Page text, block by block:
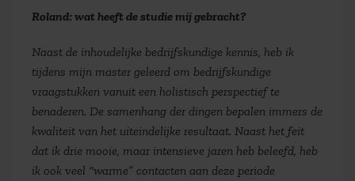
Roland: wat heeft de studie mij gebracht?
Naast de inhoudelijke bedrijfskundige kennis, heb ik
tijdens mijn master geleerd om bedrijfskundige
vraagstukken vanuit een holistisch perspectief te
benaderen. De samenhang der dingen bepalen immers de
kwaliteit van het uiteindelijke resultaat. Naast het feit
dat ik drie mooie, maar intensieve jaren heb beleefd, heb
ik ook veel “warme” contacten aan deze periode